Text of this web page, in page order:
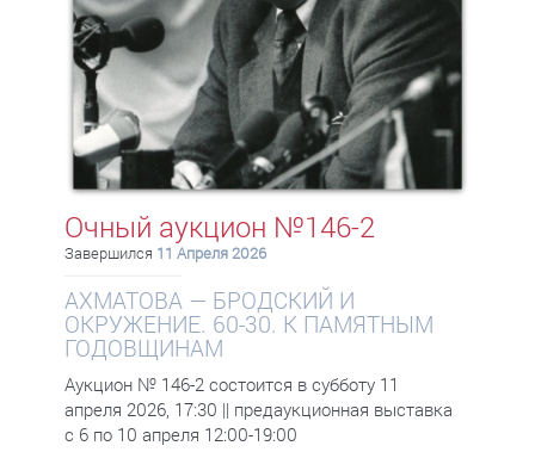
Очный аукцион №146-2
Завершился 11 Апреля 2026
АХМАТОВА — БРОДСКИЙ И
ОКРУЖЕНИЕ. 60-30. К ПАМЯТНЫМ
ГОДОВЩИНАМ
Аукцион № 146-2 состоится в субботу 11
апреля 2026, 17:30 || предаукционная выставка
с 6 по 10 апреля 12:00-19:00